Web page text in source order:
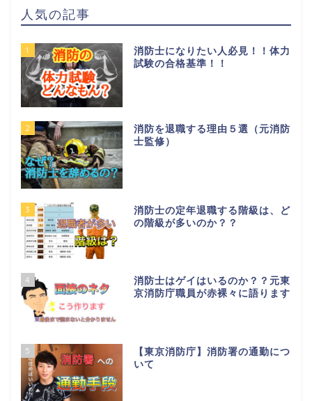
人気の記事
1
消防士になりたい人必見！！体力
試験の合格基準！！
2
消防を退職する理由５選（元消防
士監修）
3
消防士の定年退職する階級は、ど
の階級が多いのか？？
4
消防士はゲイはいるのか？？元東
京消防庁職員が赤裸々に語ります
5
【東京消防庁】消防署の通勤につ
いて